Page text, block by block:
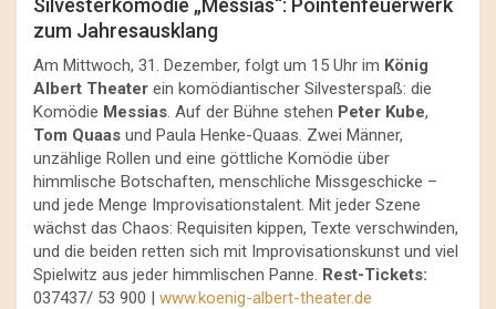
Silvesterkomödie „Messias“: Pointenfeuerwerk
zum Jahresausklang
Am Mittwoch, 31. Dezember, folgt um 15 Uhr im König
Albert Theater ein komödiantischer Silvesterspaß: die
Komödie Messias. Auf der Bühne stehen Peter Kube,
Tom Quaas und Paula Henke-Quaas. Zwei Männer,
unzählige Rollen und eine göttliche Komödie über
himmlische Botschaften, menschliche Missgeschicke –
und jede Menge Improvisationstalent. Mit jeder Szene
wächst das Chaos: Requisiten kippen, Texte verschwinden,
und die beiden retten sich mit Improvisationskunst und viel
Spielwitz aus jeder himmlischen Panne. Rest-Tickets:
037437/ 53 900 | www.koenig-albert-theater.de